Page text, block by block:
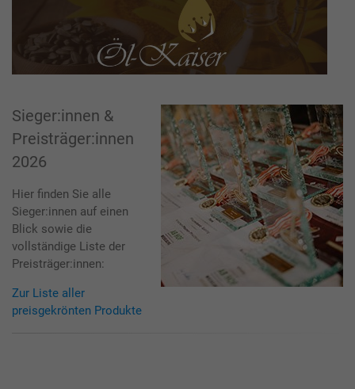
Sieger:innen &
Preisträger:innen
2026
Hier finden Sie alle
Sieger:innen auf einen
Blick sowie die
vollständige Liste der
Preisträger:innen:
Zur Liste aller
preisgekrönten Produkte